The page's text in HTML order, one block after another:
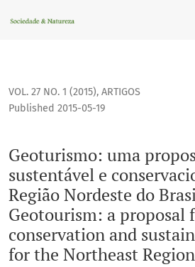
Geoturismo: uma proposta de
VOL. 27 NO. 1 (2015), ARTIGOS
Geoturismo: uma
sustentável e
Região Nordeste do
Geotourism: a proposal
conservation and
for the Northeast
Published 2015-05-19